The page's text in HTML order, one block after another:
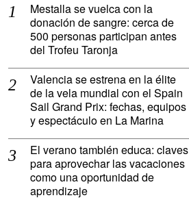
Mestalla se vuelca con la
donación de sangre: cerca de
500 personas participan antes
del Trofeu Taronja
Valencia se estrena en la élite
de la vela mundial con el Spain
Sail Grand Prix: fechas, equipos
y espectáculo en La Marina
El verano también educa: claves
para aprovechar las vacaciones
como una oportunidad de
aprendizaje